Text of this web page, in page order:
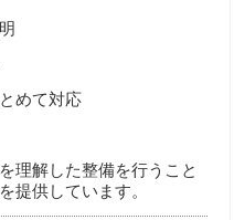
めて対応
理解した整備を行うこと
提供しています。